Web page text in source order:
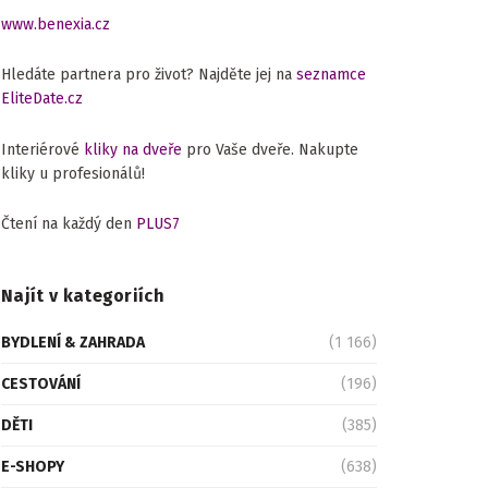
www.benexia.cz
Hledáte partnera pro život? Najděte jej na seznamce
EliteDate.cz
Interiérové kliky na dveře pro Vaše dveře. Nakupte
kliky u profesionálů!
Čtení na každý den PLUS7
Najít v kategoriích
BYDLENÍ & ZAHRADA (1 166)
CESTOVÁNÍ (196)
DĚTI (385)
E-SHOPY (638)